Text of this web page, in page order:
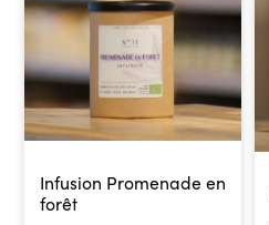
Infusion Promenade en
forêt